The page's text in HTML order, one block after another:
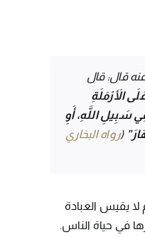
قال: قال
الأَرْمَلَةِ
سَبِيلِ اللَّهِ، أَوِ
(رواه البخاري
يقيس العبادة
في حياة الناس.